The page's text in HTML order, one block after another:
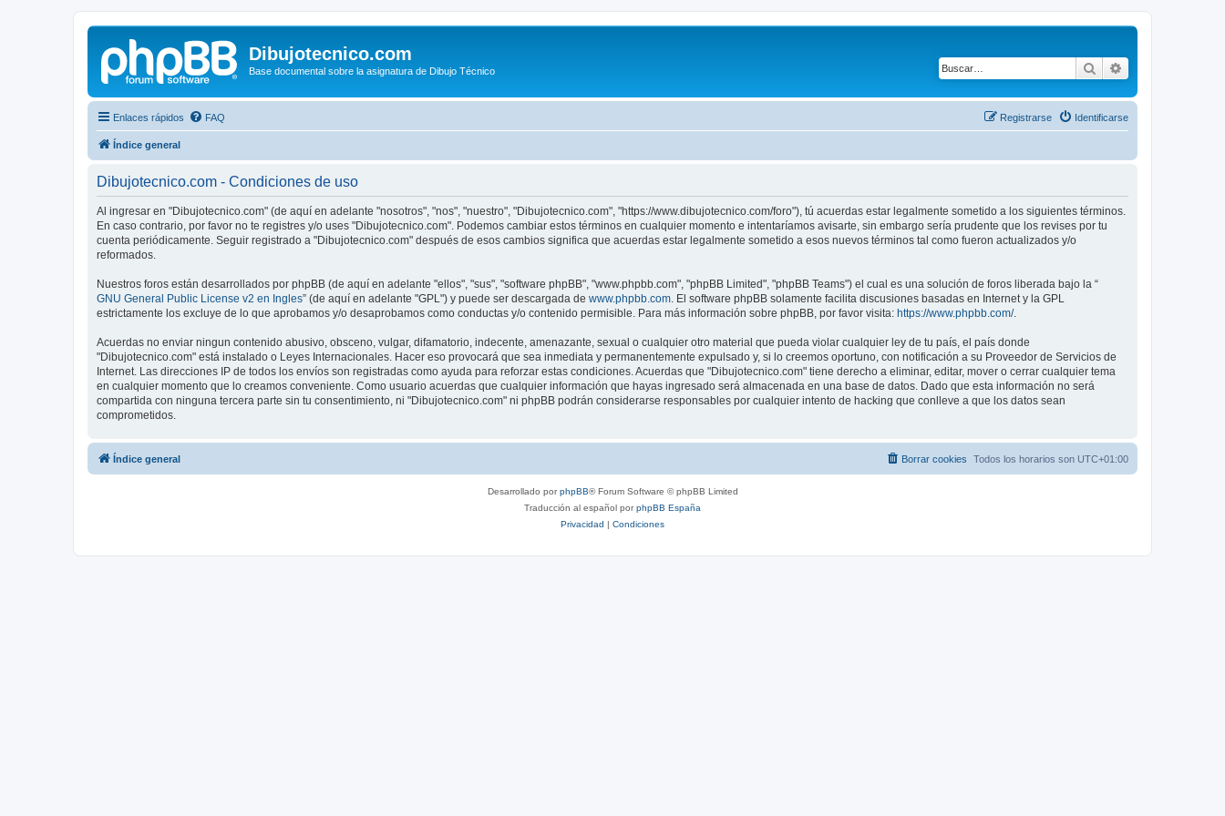
Dibujotecnico.com
Base documental sobre la asignatura de Dibujo Técnico Buscar
Enlaces rápidos FAQ Identificarse
Registrarse
Índice general
Dibujotecnico.com - Condiciones de uso
Al ingresar en "Dibujotecnico.com" (de aquí en adelante "nosotros", "nos", "nuestro", "Dibujotecnico.com", "https://www.dibujotecnico.com/foro"), tú acuerdas estar legalmente sometido a los siguientes términos.
En caso contrario, por favor no te registres y/o uses "Dibujotecnico.com". Podemos cambiar estos términos en cualquier momento e intentaríamos avisarte, sin embargo sería prudente que los revises por tu
cuenta periódicamente. Seguir registrado a "Dibujotecnico.com" después de esos cambios significa que acuerdas estar legalmente sometido a esos nuevos términos tal como fueron actualizados y/o
reformados.
Nuestros foros están desarrollados por phpBB (de aquí en adelante "ellos", "sus", "software phpBB", "www.phpbb.com", "phpBB Limited", "phpBB Teams") el cual es una solución de foros liberada bajo la “
GNU General Public License v2 en Ingles” (de aquí en adelante "GPL") y puede ser descargada de www.phpbb.com . El software phpBB solamente facilita discusiones basadas en Internet y la GPL
estrictamente los excluye de lo que aprobamos y/o desaprobamos como conductas y/o contenido permisible. Para más información sobre phpBB, por favor visita: https://www.phpbb.com/.
Acuerdas no enviar ningun contenido abusivo, obsceno, vulgar, difamatorio, indecente, amenazante, sexual o cualquier otro material que pueda violar cualquier ley de tu país, el país donde
"Dibujotecnico.com" está instalado o Leyes Internacionales. Hacer eso provocará que sea inmediata y permanentemente expulsado y, si lo creemos oportuno, con notificación a su Proveedor de Servicios de
Internet. Las direcciones IP de todos los envíos son registradas como ayuda para reforzar estas condiciones. Acuerdas que "Dibujotecnico.com" tiene derecho a eliminar, editar, mover o cerrar cualquier tema
en cualquier momento que lo creamos conveniente. Como usuario acuerdas que cualquier información que hayas ingresado será almacenada en una base de datos. Dado que esta información no será
compartida con ninguna tercera parte sin tu consentimiento, ni "Dibujotecnico.com" ni phpBB podrán considerarse responsables por cualquier intento de hacking que conlleve a que los datos sean
comprometidos.
Índice general Todos los horarios son UTC+01:00
Borrar cookies
Desarrollado porphpBB® Forum Software © phpBB Limited
Traducción al español porphpBB España
Privacidad | Condiciones